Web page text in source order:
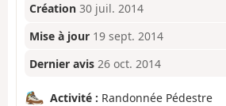
Création 30 juil. 2014
Mise à jour 19 sept. 2014
Dernier avis 26 oct. 2014
Activité : Randonnée Pédestre